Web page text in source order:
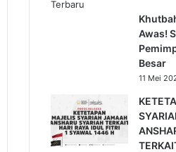
Terbaru
Awas!
Besar
11 Mei